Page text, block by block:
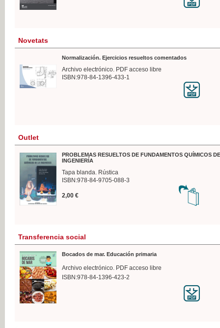
Novetats
Normalización. Ejercicios resueltos comentados
Archivo electrónico. PDF acceso libre
ISBN:978-84-1396-433-1
Outlet
PROBLEMAS RESUELTOS DE FUNDAMENTOS QUÍMICOS
INGENIERÍA
Tapa blanda. Rústica
ISBN:978-84-9705-088-3
2,00 €
Transferencia social
Bocados de mar. Educación primaria
Archivo electrónico. PDF acceso libre
ISBN:978-84-1396-423-2